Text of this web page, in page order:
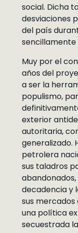
social. Dicha
desviaciones
del país
sencillamente
Muy por el
años del
a ser la
populismo,
exterior
autoritaria,
generalizado.
petrolera
sus taladros
decadencia y
sus
una política
secuestrada